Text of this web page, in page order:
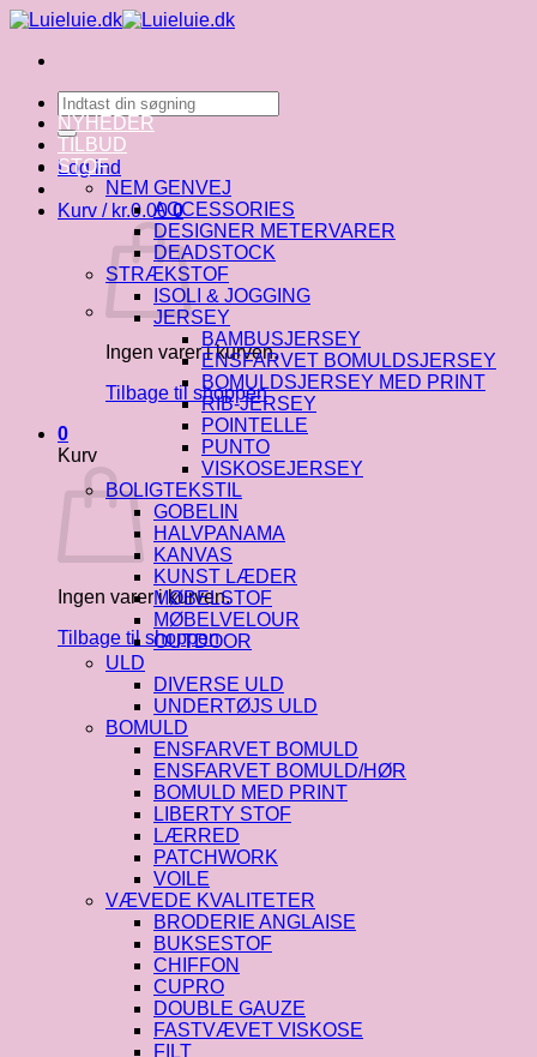
Fortsæt
indhold
Søg
efter:
Log ind
Kurv / kr.0.00 0
Ingen varer i kurven.
Tilbage til shoppen
0
Kurv
Ingen varer i kurven.
Tilbage til shoppen
NYHEDER
TILBUD
STOF
NEM GENVEJ
ACCESSORIES
DESIGNER METERVARER
DEADSTOCK
STRÆKSTOF
ISOLI & JOGGING
JERSEY
BAMBUSJERSEY
ENSFARVET BOMULDSJERSEY
BOMULDSJERSEY MED PRINT
RIB-JERSEY
POINTELLE
PUNTO
VISKOSEJERSEY
BOLIGTEKSTIL
GOBELIN
HALVPANAMA
KANVAS
KUNST LÆDER
MØBELSTOF
MØBELVELOUR
OUTDOOR
ULD
DIVERSE ULD
UNDERTØJS ULD
BOMULD
ENSFARVET BOMULD
ENSFARVET BOMULD/HØR
BOMULD MED PRINT
LIBERTY STOF
LÆRRED
PATCHWORK
VOILE
VÆVEDE KVALITETER
BRODERIE ANGLAISE
BUKSESTOF
CHIFFON
CUPRO
DOUBLE GAUZE
FASTVÆVET VISKOSE
FILT